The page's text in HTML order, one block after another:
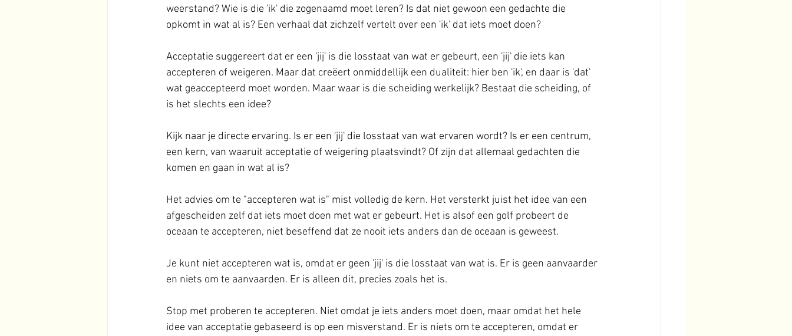
weerstand? Wie is die 'ik' die zogenaamd moet leren? Is dat niet gewoon een gedachte die
opkomt in wat al is? Een verhaal dat zichzelf vertelt over een 'ik' dat iets moet doen?
Acceptatie suggereert dat er een 'jij' is die losstaat van wat er gebeurt, een 'jij' die iets kan
accepteren of weigeren. Maar dat creëert onmiddellijk een dualiteit: hier ben 'ik', en daar is 'dat'
wat geaccepteerd moet worden. Maar waar is die scheiding werkelijk? Bestaat die scheiding, of
is het slechts een idee?
Kijk naar je directe ervaring. Is er een 'jij' die losstaat van wat ervaren wordt? Is er een centrum,
een kern, van waaruit acceptatie of weigering plaatsvindt? Of zijn dat allemaal gedachten die
komen en gaan in wat al is?
Het advies om te "accepteren wat is" mist volledig de kern. Het versterkt juist het idee van een
afgescheiden zelf dat iets moet doen met wat er gebeurt. Het is alsof een golf probeert de
oceaan te accepteren, niet beseffend dat ze nooit iets anders dan de oceaan is geweest.
Je kunt niet accepteren wat is, omdat er geen 'jij' is die losstaat van wat is. Er is geen aanvaarder
en niets om te aanvaarden. Er is alleen dit, precies zoals het is.
Stop met proberen te accepteren. Niet omdat je iets anders moet doen, maar omdat het hele
idee van acceptatie gebaseerd is op een misverstand. Er is niets om te accepteren, omdat er